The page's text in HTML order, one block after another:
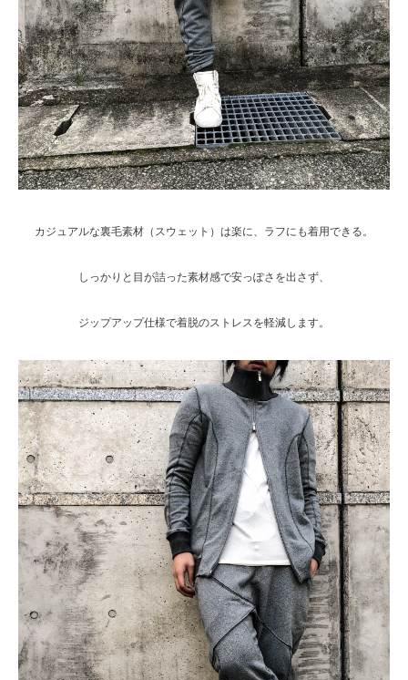
カジュアルな裏毛素材（スウェット）は楽に、ラフにも着用できる。
しっかりと目が詰った素材感で安っぽさを出さず、
ジップアップ仕様で着脱のストレスを軽減します。